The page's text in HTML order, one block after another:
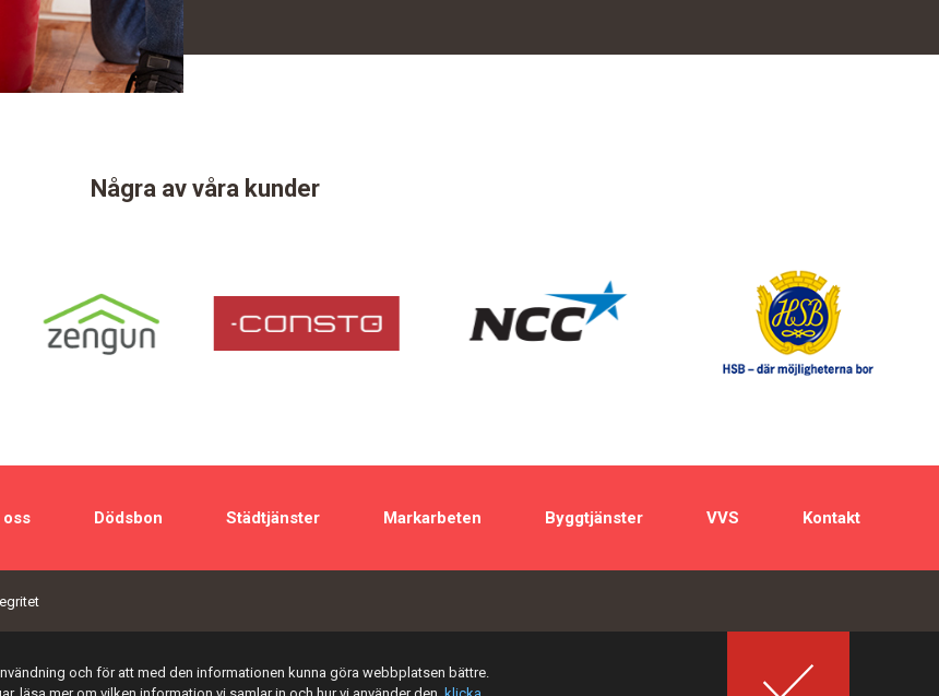
Några av våra kunder
oss Dödsbon Städtjänster Markarbeten Byggtjänster VVS Kontakt
och för att med den informationen kunna göra webbplatsen bättre.
läsa mer om vilken information vi samlar in och hur vi använder den, klicka